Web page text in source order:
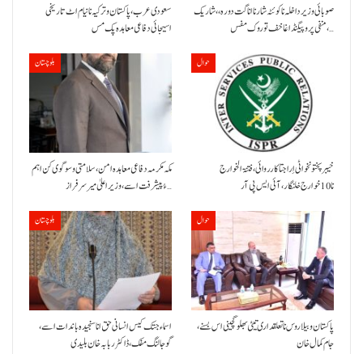
سعودی عرب، پاکستان و ترکیہ نا نیام اٹ تاریخی
اسیجائی دفاعی معاہدہ پک مس
صوبائی وزیر داخلہ نا کوئٹہ شار نا اناگت دورہ،، شاریک
منفی پروپیگنڈا غا خف توروک مفس،…
بلوچستان
مکہ مکرمہ دفاعی معاہدہ امن، سلامتی و سوگوی کن اہم
ءُ پیشرفت اسے،وزیراعلیٰ میر سرفراز…
حوال
خیبر پختونخوا ٹی اِرا جتا کارروائی، فتنۃ الخوارج
نا 10خوارج خلنگار،آئی ایس پی آر
بلوچستان
اسماء جتک کیس انسانی حق انا سنجیدہ باندات اسے،
گوجالنگ مفک،ڈاکٹر ربابہ خان بلیدی
حوال
پاکستان و بیلاروس نا تعلقداری تیٹی بھلو گچینی اس بسنے،
جام کمال خان